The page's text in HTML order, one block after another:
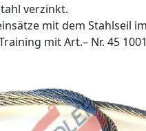
verzinkt.
mit dem Stahlseil
mit Art.– Nr. 45